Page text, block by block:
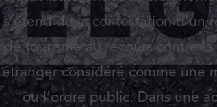
s’étend de la contestation d’un
de tourisme au recours contre
étranger considéré comme une
ou l’ordre public. Dans une